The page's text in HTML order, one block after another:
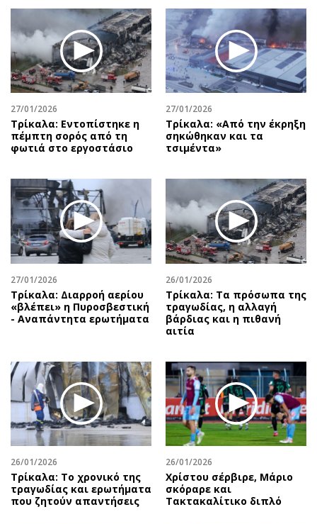
27/01/2026
Τρίκαλα: Εντοπίστηκε η
πέμπτη σορός από τη
φωτιά στο εργοστάσιο
27/01/2026
Τρίκαλα: «Από την έκρηξη
σηκώθηκαν και τα
τσιμέντα»
27/01/2026
Τρίκαλα: Διαρροή αερίου
«βλέπει» η Πυροσβεστική
- Αναπάντητα ερωτήματα
26/01/2026
Τρίκαλα: Τα πρόσωπα της
τραγωδίας, η αλλαγή
βάρδιας και η πιθανή
αιτία
26/01/2026
Τρίκαλα: Το χρονικό της
τραγωδίας και ερωτήματα
που ζητούν απαντήσεις
26/01/2026
Χρίστου σέρβιρε, Μάριο
σκόραρε και
Τακτακαλίτικο διπλό